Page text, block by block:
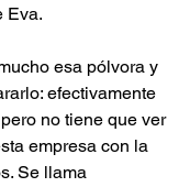
Eva.
esa pólvora y
efectivamente
no tiene que ver
empresa con la
Se llama